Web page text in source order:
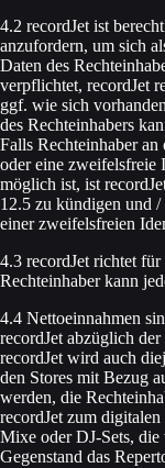
4.2 recordJet ist
anzufordern, um sich
Daten des
verpflichtet, recordJet
ggf. wie sich
des Rechteinhabers
Falls Rechteinhaber
oder eine zweifelsfreie
möglich ist, ist
12.5 zu kündigen und
einer zweifelsfreien
4.3 recordJet richtet
Rechteinhaber kann
4.4 Nettoeinnahmen
recordJet abzüglich
recordJet wird auch
den Stores mit Bezug
werden, die
recordJet zum
Mixe oder DJ-Sets,
Gegenstand das